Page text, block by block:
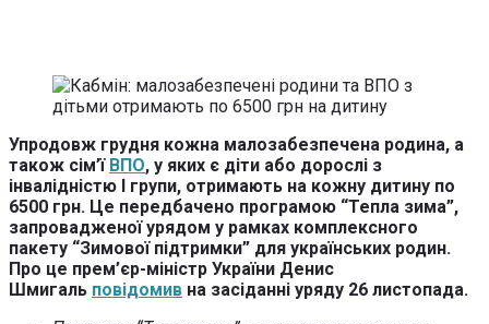
Упродовж грудня кожна малозабезпечена родина, а
також сім’ї ВПО, у яких є діти або дорослі з
інвалідністю І групи, отримають на кожну дитину по
6500 грн. Це передбачено програмою “Тепла зима”,
запровадженої урядом у рамках комплексного
пакету “Зимової підтримки” для українських родин.
Про це прем’єр-міністр України Денис
Шмигаль повідомив на засіданні уряду 26 листопада.